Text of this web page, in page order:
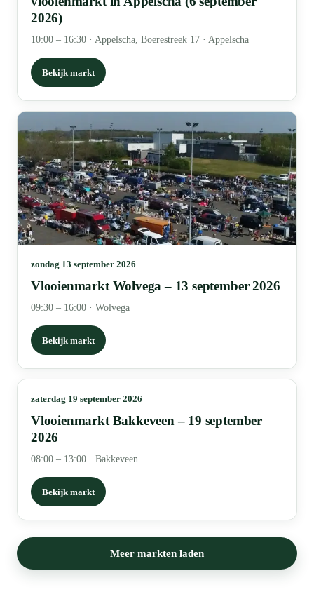
2026)
10:00 – 16:30 · Appelscha, Boerestreek 17 · Appelscha
Bekijk markt
zondag 13 september 2026
Vlooienmarkt Wolvega – 13 september 2026
09:30 – 16:00 · Wolvega
Bekijk markt
zaterdag 19 september 2026
Vlooienmarkt Bakkeveen – 19 september
2026
08:00 – 13:00 · Bakkeveen
Bekijk markt
Meer markten laden